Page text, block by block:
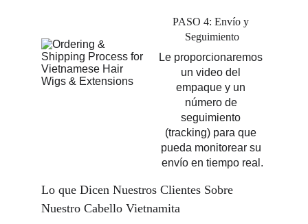
PASO 4: Envío y
Seguimiento
Le proporcionaremos
un video del
empaque y un
número de
seguimiento
(tracking) para que
pueda monitorear su
envío en tiempo real.
Lo que Dicen Nuestros Clientes Sobre
Nuestro Cabello Vietnamita